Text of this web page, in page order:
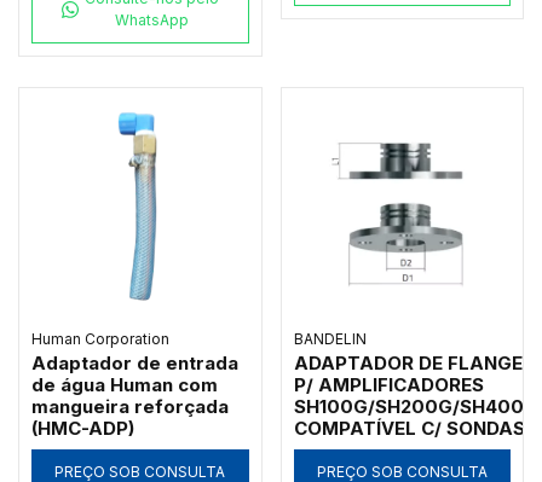
WhatsApp
Human Corporation
Adaptador de entrada
de água Human com
mangueira reforçada
(HMC-ADP)
PREÇO SOB CONSULTA
BANDELIN
ADAPTADOR DE FLANGE
P/ AMPLIFICADORES
SH100G/SH200G/
COMPATÍVEL C/ SONDAS
Ø2-25MM - FA-3-G
PREÇO SOB CONSULTA